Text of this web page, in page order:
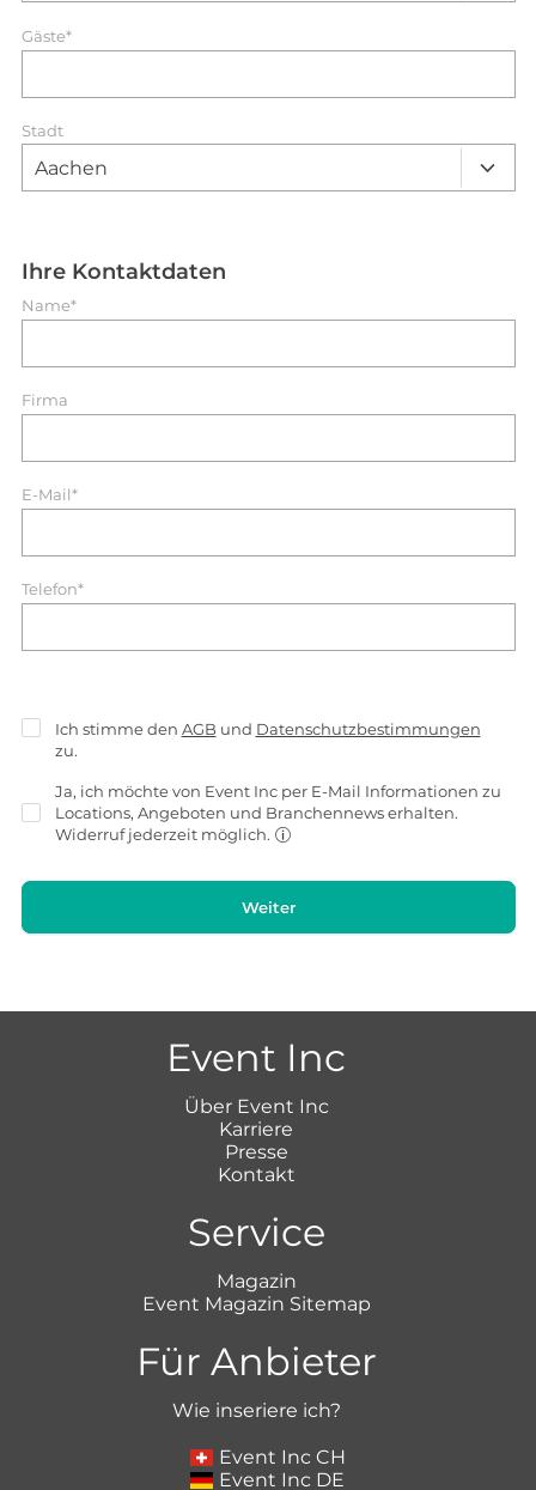
Gäste*
Stadt
Ihre Kontaktdaten
Name*
Firma
E-Mail*
Telefon*
Ich stimme den AGB und Datenschutzbestimmungen
zu.
Ja, ich möchte von Event Inc per E-Mail Informationen zu
Locations, Angeboten und Branchennews erhalten.
Widerruf jederzeit möglich.
Weiter
Event Inc
Über Event Inc
Karriere
Presse
Kontakt
Service
Magazin
Event Magazin Sitemap
Für Anbieter
Wie inseriere ich?
Event Inc CH
Event Inc DE